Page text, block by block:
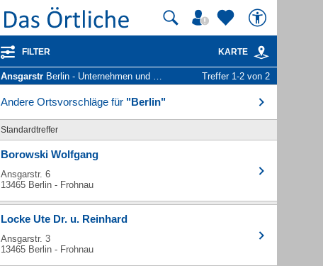
FILTER KARTE
Ansgarstr Berlin - Unternehmen und Personen Treffer 1-2 von 2
Andere Ortsvorschläge für "Berlin"
Standardtreffer
Borowski Wolfgang
Ansgarstr. 6
13465 Berlin - Frohnau
Locke Ute Dr. u. Reinhard
Ansgarstr. 3
13465 Berlin - Frohnau